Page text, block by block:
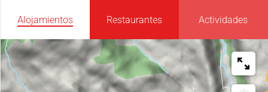
Alojamientos Restaurantes Actividades